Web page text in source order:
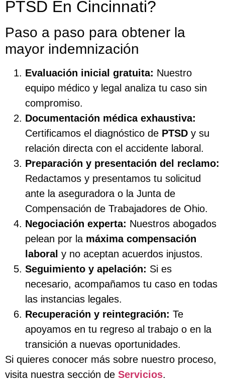
PTSD En Cincinnati?
Paso a paso para obtener la
mayor indemnización
Evaluación inicial gratuita: Nuestro
equipo médico y legal analiza tu caso sin
compromiso.
Documentación médica exhaustiva:
Certificamos el diagnóstico de PTSD y su
relación directa con el accidente laboral.
Preparación y presentación del reclamo:
Redactamos y presentamos tu solicitud
ante la aseguradora o la Junta de
Compensación de Trabajadores de Ohio.
Negociación experta: Nuestros abogados
pelean por la máxima compensación
laboral y no aceptan acuerdos injustos.
Seguimiento y apelación: Si es
necesario, acompañamos tu caso en todas
las instancias legales.
Recuperación y reintegración: Te
apoyamos en tu regreso al trabajo o en la
transición a nuevas oportunidades.
Si quieres conocer más sobre nuestro proceso,
visita nuestra sección de Servicios.